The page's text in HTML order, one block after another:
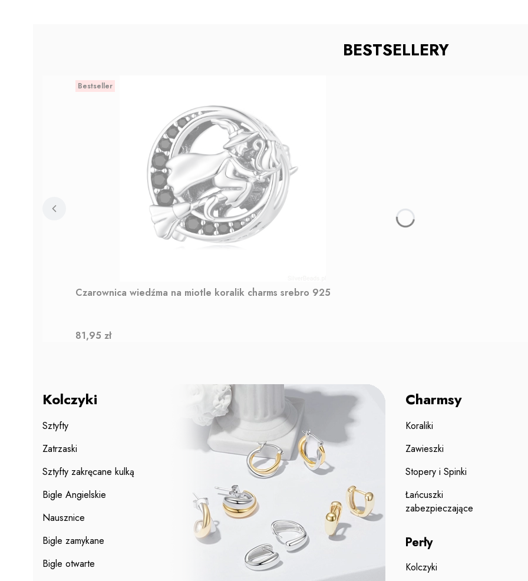
BESTSELLERY
Bestseller
Czarownica wiedźma na miotle koralik charms srebro 925
Cena
81,95 zł
Kolczyki
Sztyfty
Zatrzaski
Sztyfty zakręcane kulką
Bigle Angielskie
Nausznice
Bigle zamykane
Bigle otwarte
Charmsy
Koraliki
Zawieszki
Stopery i Spinki
Łańcuszki
zabezpieczające
Perły
Kolczyki